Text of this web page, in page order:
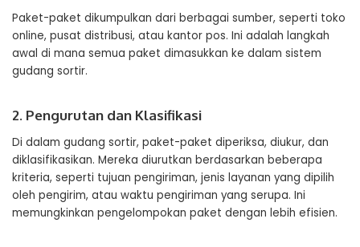
Paket-paket dikumpulkan dari berbagai sumber, seperti toko
online, pusat distribusi, atau kantor pos. Ini adalah langkah
awal di mana semua paket dimasukkan ke dalam sistem
gudang sortir.
2. Pengurutan dan Klasifikasi
Di dalam gudang sortir, paket-paket diperiksa, diukur, dan
diklasifikasikan. Mereka diurutkan berdasarkan beberapa
kriteria, seperti tujuan pengiriman, jenis layanan yang dipilih
oleh pengirim, atau waktu pengiriman yang serupa. Ini
memungkinkan pengelompokan paket dengan lebih efisien.